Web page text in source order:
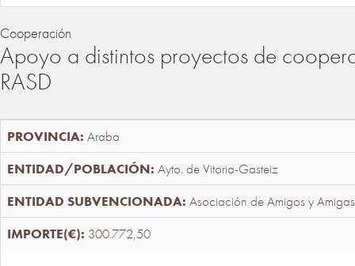
Cooperación
Apoyo a distintos proyectos de
RASD
Araba
Ayto. de Vitoria-Gasteiz
Asociación de Amigos y
300.772,50